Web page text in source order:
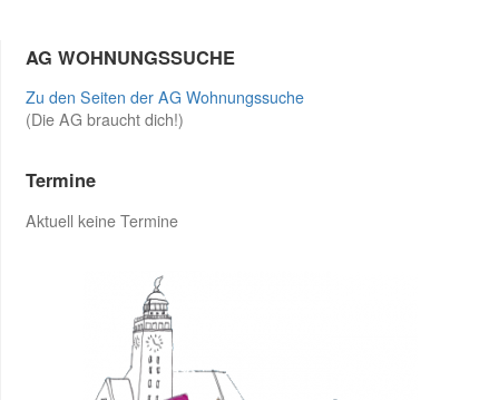
AG WOHNUNGSSUCHE
Zu den Seiten der AG Wohnungssuche
(Die AG braucht dich!)
Termine
Aktuell keine Termine